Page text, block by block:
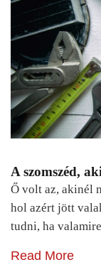
A szomszéd,
Ő volt az, akinél
hol azért jött
tudni, ha
Read More